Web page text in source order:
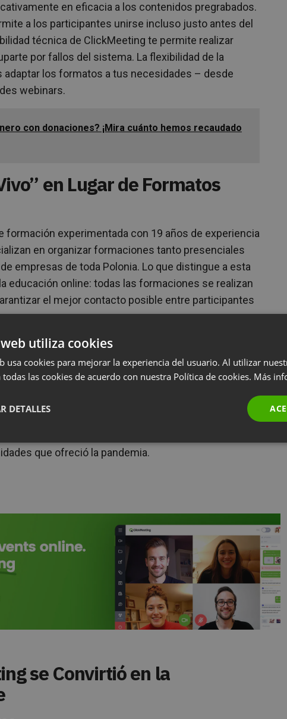
en eficacia a los contenidos pregrabados.
a los participantes unirse incluso justo antes del
técnica de ClickMeeting te permite realizar
por fallos del sistema. La flexibilidad de la
los formatos a tus necesidades – desde
webinars.
con donaciones? ¡Mira cuánto hemos recaudado
en Lugar de Formatos
formación experimentada con 19 años de experiencia
en organizar formaciones tanto presenciales
empresas de toda Polonia. Lo que distingue a esta
educación online: todas las formaciones se realizan
el mejor contacto posible entre participantes
las reuniones grupales tradicionales, Effect
detener las actividades o pasar rápidamente al
la segunda opción, enriqueciendo su oferta con
su comercialización y realización.
ya el 45% de todas las sesiones impartidas por
que ofreció la pandemia.
se Convirtió en la
utiliza cookies
usa cookies para mejorar la experiencia del usuario. Al utilizar
todas las cookies de acuerdo con nuestra Política de cookies. Más
DETALLES